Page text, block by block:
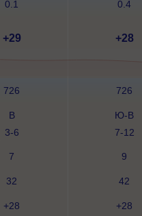
0.1 0.4
+29 +28
726 726
В
3-6
Ю-В
7-12
7 9
32 42
+28 +28